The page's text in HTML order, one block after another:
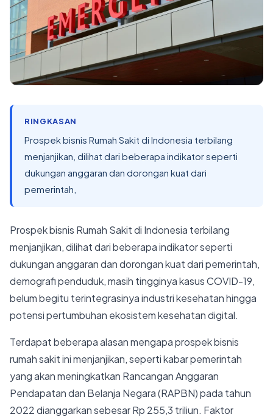
RINGKASAN
Prospek bisnis Rumah Sakit di Indonesia terbilang
menjanjikan, dilihat dari beberapa indikator seperti
dukungan anggaran dan dorongan kuat dari
pemerintah,
Prospek bisnis Rumah Sakit di Indonesia terbilang
menjanjikan, dilihat dari beberapa indikator seperti
dukungan anggaran dan dorongan kuat dari pemerintah,
demografi penduduk, masih tingginya kasus COVID-19,
belum begitu terintegrasinya industri kesehatan hingga
potensi pertumbuhan ekosistem kesehatan digital.
Terdapat beberapa alasan mengapa prospek bisnis
rumah sakit ini menjanjikan, seperti kabar pemerintah
yang akan meningkatkan Rancangan Anggaran
Pendapatan dan Belanja Negara (RAPBN) pada tahun
2022 dianggarkan sebesar Rp 255,3 triliun. Faktor